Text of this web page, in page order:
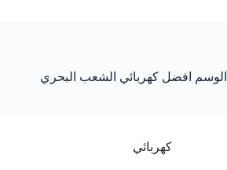
الوسم افضل كهربائي الشعب البحري
كهربائي